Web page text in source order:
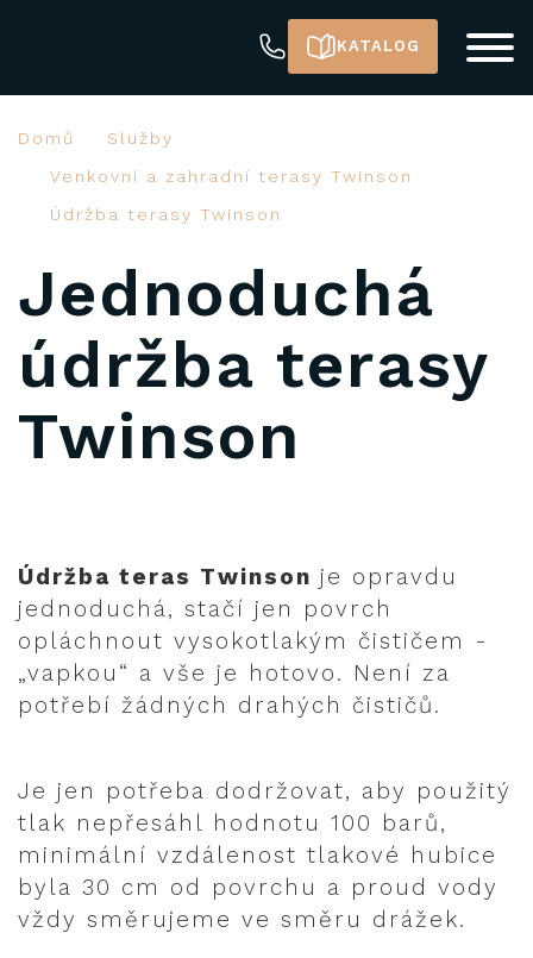
KATALOG
Domů
Služby
Venkovní a zahradní terasy Twinson
Údržba terasy Twinson
Jednoduchá
údržba terasy
Twinson
Údržba teras Twinson je opravdu
jednoduchá, stačí jen povrch
opláchnout vysokotlakým čističem -
„vapkou“ a vše je hotovo. Není za
potřebí žádných drahých čističů.
Je jen potřeba dodržovat, aby použitý
tlak nepřesáhl hodnotu 100 barů,
minimální vzdálenost tlakové hubice
byla 30 cm od povrchu a proud vody
vždy směrujeme ve směru drážek.